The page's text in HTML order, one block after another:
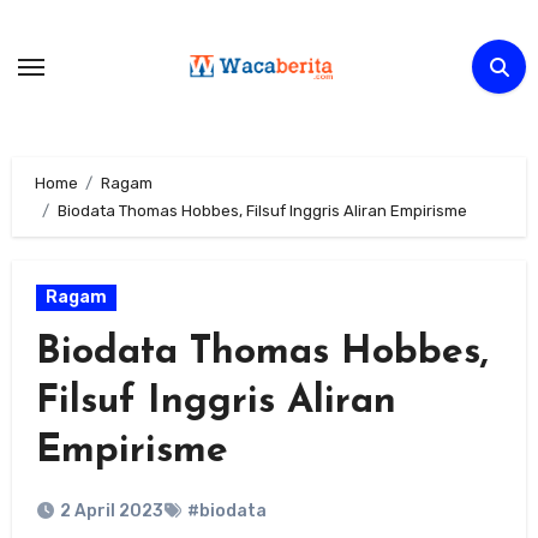
content
Home
Ragam
Biodata Thomas Hobbes, Filsuf Inggris Aliran Empirisme
Ragam
Biodata Thomas Hobbes,
Filsuf Inggris Aliran
Empirisme
2 April 2023 #biodata